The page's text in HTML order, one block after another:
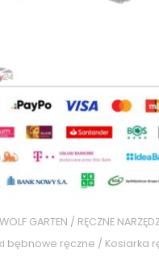
GARTEN / RĘCZNE
bębnowe ręczne / Kosiarka